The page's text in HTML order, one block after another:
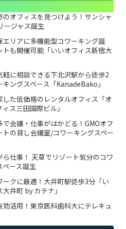
のオフィスを見つけよう！サンシャ
ージャス誕生
エリアに多機能型コワーキング誕
トも開催可能「いいオフィス新宿大
軽に相談できる下北沢駅から徒歩2
ングスペース「KanadeBako」
した低価格のレンタルオフィス「オ
ス三田国際ビル」
で会議・仕事がはかどる！GMOオフ
トの貸し会議室/コワーキングスペー
ら仕事！ 天草でリゾート気分のコワ
ペース誕生
ークに最適！大井町駅徒歩3分「い
井町 by カテナ」
効活用！東京医科歯科大にテレキュ